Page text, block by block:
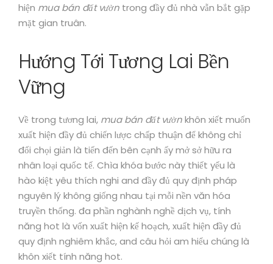
hiện mua bán đất vườn trong đầy đủ nhà vẫn bắt gặp
mặt gian truân.
Hướng Tới Tương Lai Bền
Vững
Về trong tương lai, mua bán đất vườnkhôn xiết muốn
xuất hiện đầy đủ chiến lược chấp thuận để không chỉ
đối chọi giản là tiến đến bên cạnh ấy mở sở hữu ra
nhân loại quốc tế. Chìa khóa bước này thiết yếu là
hào kiệt yêu thích nghi and đầy đủ quy định pháp
nguyên lý không giống nhau tại mỗi nền văn hóa
truyền thống. đa phần nghành nghề dịch vụ, tính
năng hot là vốn xuất hiện kế hoạch, xuất hiện đầy đủ
quy định nghiêm khắc, and câu hỏi am hiểu chúng là
khôn xiết tính năng hot.